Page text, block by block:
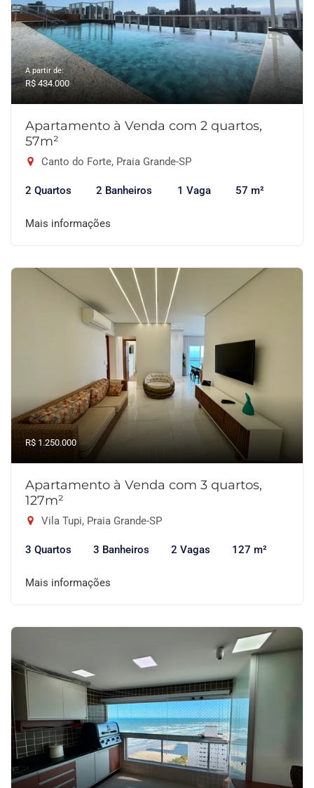
A partir de:
R$ 434.000
Apartamento à Venda com 2 quartos,
57m²
Canto do Forte, Praia Grande-SP
2 Quartos 2 Banheiros 1 Vaga 57 m²
Mais informações
R$ 1.250.000
Apartamento à Venda com 3 quartos,
127m²
Vila Tupi, Praia Grande-SP
3 Quartos 3 Banheiros 2 Vagas 127 m²
Mais informações